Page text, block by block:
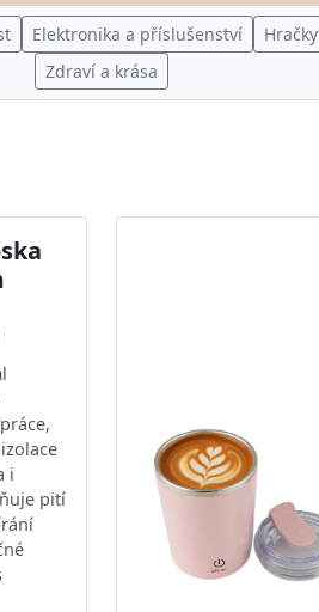
Elektronika a příslušenství Hračky
Zdraví a krása
i
pití